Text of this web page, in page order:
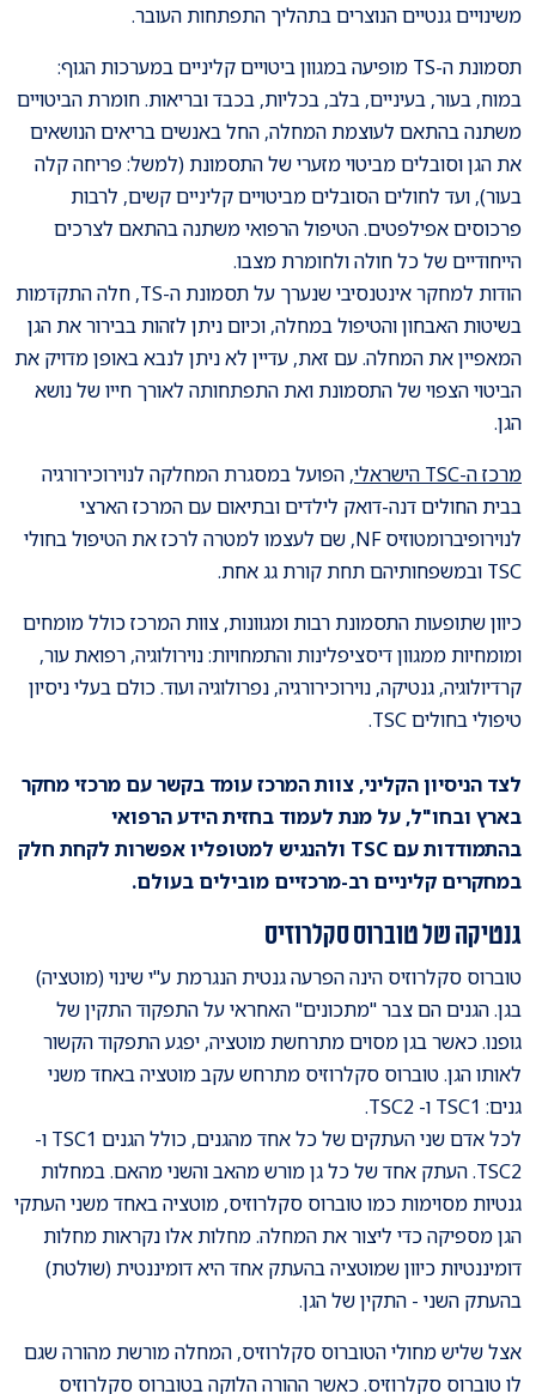
משינויים גנטיים הנוצרים בתהליך התפתחות העובר.
תסמונת ה-TS מופיעה במגוון ביטויים קליניים במערכות הגוף:
במוח, בעור, בעיניים, בלב, בכליות, בכבד ובריאות. חומרת הביטויים
משתנה בהתאם לעוצמת המחלה, החל באנשים בריאים הנושאים
את הגן וסובלים מביטוי מזערי של התסמונת (למשל: פריחה קלה
בעור), ועד לחולים הסובלים מביטויים קליניים קשים, לרבות
פרכוסים אפילפטים. הטיפול הרפואי משתנה בהתאם לצרכים
הייחודיים של כל חולה ולחומרת מצבו.
הודות למחקר אינטנסיבי שנערך על תסמונת ה-TS, חלה התקדמות
בשיטות האבחון והטיפול במחלה, וכיום ניתן לזהות בבירור את הגן
המאפיין את המחלה. עם זאת, עדיין לא ניתן לנבא באופן מדויק את
הביטוי הצפוי של התסמונת ואת התפתחותה לאורך חייו של נושא
הגן.
מרכז ה-TSC הישראלי
, הפועל במסגרת המחלקה לנוירוכירורגיה
בבית החולים דנה-דואק לילדים ובתיאום עם המרכז הארצי
לנוירופיברומטוזיס NF, שם לעצמו למטרה לרכז את הטיפול בחולי
TSC ובמשפחותיהם תחת קורת גג אחת.
כיוון שתופעות התסמונת רבות ומגוונות, צוות המרכז כולל מומחים
ומומחיות ממגוון דיסציפלינות והתמחויות: נוירולוגיה, רפואת עור,
קרדיולוגיה, גנטיקה, נוירוכירורגיה, נפרולוגיה ועוד. כולם בעלי ניסיון
טיפולי בחולים TSC.
לצד הניסיון הקליני, צוות המרכז עומד בקשר עם מרכזי מחקר
בארץ ובחו"ל, על מנת לעמוד בחזית הידע הרפואי
בהתמודדות עם TSC ולהנגיש למטופליו אפשרות לקחת חלק
במחקרים קליניים רב-מרכזיים מובילים בעולם.
גנטיקה של טוברוס סקלרוזיס
טוברוס סקלרוזיס הינה הפרעה גנטית הנגרמת ע"י שינוי (מוטציה)
בגן. הגנים הם צבר "מתכונים" האחראי על התפקוד התקין של
גופנו. כאשר בגן מסוים מתרחשת מוטציה, יפגע התפקוד הקשור
לאותו הגן. טוברוס סקלרוזיס מתרחש עקב מוטציה באחד משני
גנים: TSC1 ו- TSC2.
לכל אדם שני העתקים של כל אחד מהגנים, כולל הגנים TSC1 ו-
TSC2. העתק אחד של כל גן מורש מהאב והשני מהאם. במחלות
גנטיות מסוימות כמו טוברוס סקלרוזיס, מוטציה באחד משני העתקי
הגן מספיקה כדי ליצור את המחלה. מחלות אלו נקראות מחלות
דומיננטיות כיוון שמוטציה בהעתק אחד היא דומיננטית (שולטת)
בהעתק השני - התקין של הגן.
אצל שליש מחולי הטוברוס סקלרוזיס, המחלה מורשת מהורה שגם
לו טוברוס סקלרוזיס. כאשר ההורה הלוקה בטוברוס סקלרוזיס